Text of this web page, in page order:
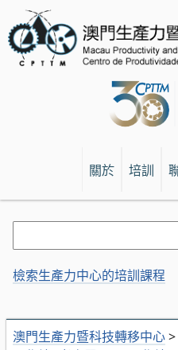
關於 培訓
澳門生產力暨科技轉移中心>
檢索生產力中心的培訓課程